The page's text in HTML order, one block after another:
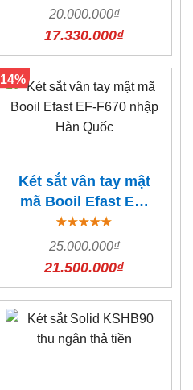
Quốc
20.000.000₫
17.330.000₫
Két sắt vân tay mật
mã Booil Efast EF-
F670 nhập Hàn
Quốc
25.000.000₫
21.500.000₫
14%